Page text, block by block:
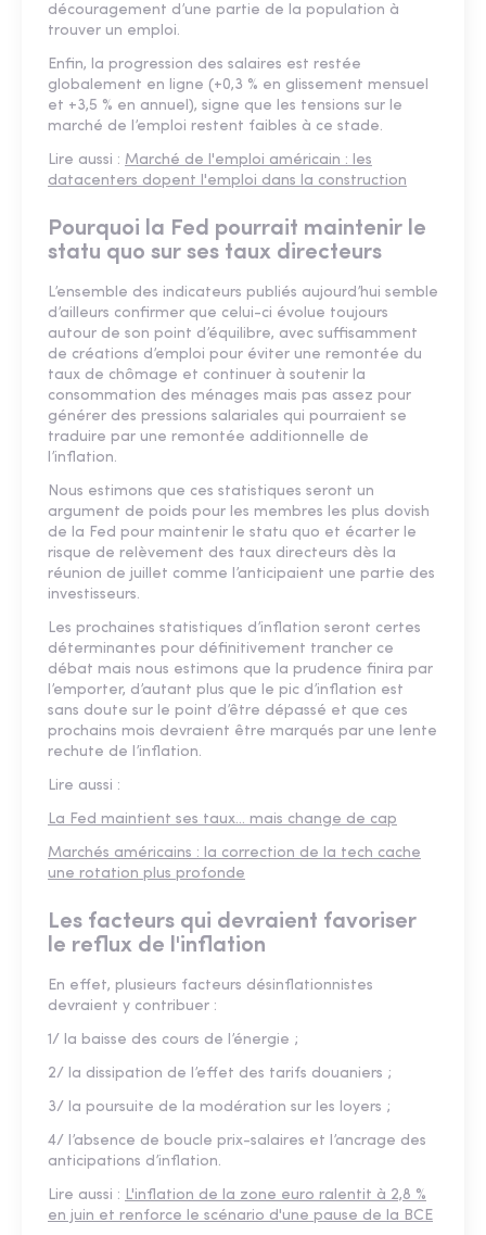
découragement d’une partie de la population à
trouver un emploi.
Enfin, la progression des salaires est restée
globalement en ligne (+0,3 % en glissement mensuel
et +3,5 % en annuel), signe que les tensions sur le
marché de l’emploi restent faibles à ce stade.
Lire aussi : Marché de l'emploi américain : les
datacenters dopent l'emploi dans la construction
Pourquoi la Fed pourrait maintenir le
statu quo sur ses taux directeurs
L’ensemble des indicateurs publiés aujourd’hui semble
d’ailleurs confirmer que celui-ci évolue toujours
autour de son point d’équilibre, avec suffisamment
de créations d’emploi pour éviter une remontée du
taux de chômage et continuer à soutenir la
consommation des ménages mais pas assez pour
générer des pressions salariales qui pourraient se
traduire par une remontée additionnelle de
l’inflation.
Nous estimons que ces statistiques seront un
argument de poids pour les membres les plus dovish
de la Fed pour maintenir le statu quo et écarter le
risque de relèvement des taux directeurs dès la
réunion de juillet comme l’anticipaient une partie des
investisseurs.
Les prochaines statistiques d’inflation seront certes
déterminantes pour définitivement trancher ce
débat mais nous estimons que la prudence finira par
l’emporter, d’autant plus que le pic d’inflation est
sans doute sur le point d’être dépassé et que ces
prochains mois devraient être marqués par une lente
rechute de l’inflation.
Lire aussi :
La Fed maintient ses taux... mais change de cap
Marchés américains : la correction de la tech cache
une rotation plus profonde
Les facteurs qui devraient favoriser
le reflux de l'inflation
En effet, plusieurs facteurs désinflationnistes
devraient y contribuer :
1/ la baisse des cours de l’énergie ;
2/ la dissipation de l’effet des tarifs douaniers ;
3/ la poursuite de la modération sur les loyers ;
4/ l’absence de boucle prix-salaires et l’ancrage des
anticipations d’inflation.
Lire aussi : L'inflation de la zone euro ralentit à 2,8 %
en juin et renforce le scénario d'une pause de la BCE